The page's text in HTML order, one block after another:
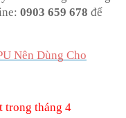
0903 659 678 để
Nên Dùng Cho
trong tháng 4